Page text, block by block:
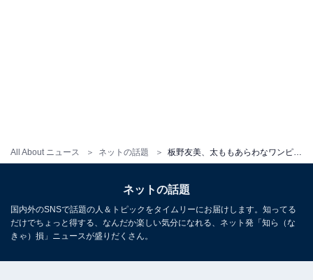
All About ニュース ネットの話題
ネットの話題
国内外のSNSで話題の人＆トピックをタイムリーにお届けします。知ってる
だけでちょっと得する、なんだか楽しい気分になれる、ネット発「知ら（な
きゃ）損」ニュースが盛りだくさん。